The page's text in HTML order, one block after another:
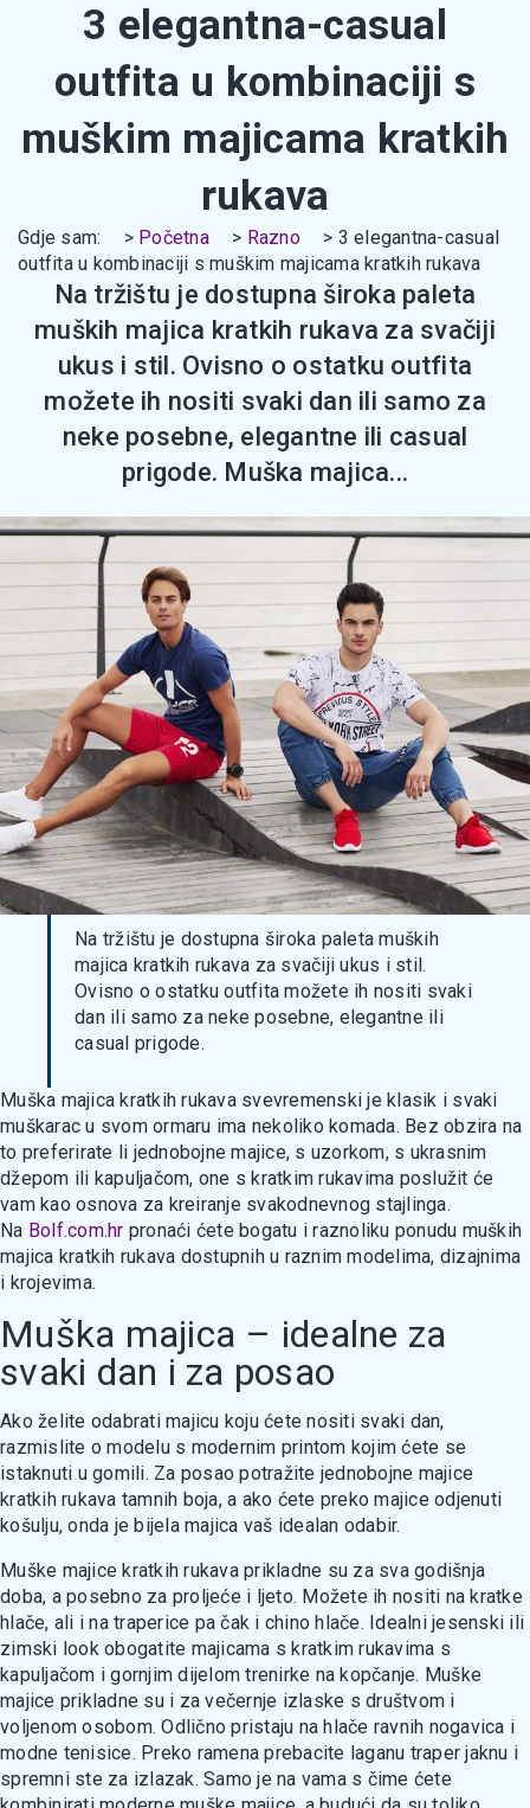
3 elegantna-casual
outfita u kombinaciji s
muškim majicama kratkih
rukava
Gdje sam: Početna Razno
3 elegantna-casual
outfita u kombinaciji s muškim majicama kratkih rukava
Na tržištu je dostupna široka paleta
muških majica kratkih rukava za svačiji
ukus i stil. Ovisno o ostatku outfita
možete ih nositi svaki dan ili samo za
neke posebne, elegantne ili casual
prigode. Muška majica...
Na tržištu je dostupna široka paleta muških
majica kratkih rukava za svačiji ukus i stil.
Ovisno o ostatku outfita možete ih nositi svaki
dan ili samo za neke posebne, elegantne ili
casual prigode.
Muška majica kratkih rukava svevremenski je klasik i svaki
muškarac u svom ormaru ima nekoliko komada. Bez obzira na
to preferirate li jednobojne majice, s uzorkom, s ukrasnim
džepom ili kapuljačom, one s kratkim rukavima poslužit će
vam kao osnova za kreiranje svakodnevnog stajlinga.
Na Bolf.com.hr pronaći ćete bogatu i raznoliku ponudu muških
majica kratkih rukava dostupnih u raznim modelima, dizajnima
i krojevima.
Muška majica – idealne za
svaki dan i za posao
Ako želite odabrati majicu koju ćete nositi svaki dan,
razmislite o modelu s modernim printom kojim ćete se
istaknuti u gomili. Za posao potražite jednobojne majice
kratkih rukava tamnih boja, a ako ćete preko majice odjenuti
košulju, onda je bijela majica vaš idealan odabir.
Muške majice kratkih rukava prikladne su za sva godišnja
doba, a posebno za proljeće i ljeto. Možete ih nositi na kratke
hlače, ali i na traperice pa čak i chino hlače. Idealni jesenski ili
zimski look obogatite majicama s kratkim rukavima s
kapuljačom i gornjim dijelom trenirke na kopčanje. Muške
majice prikladne su i za večernje izlaske s društvom i
voljenom osobom. Odlično pristaju na hlače ravnih nogavica i
modne tenisice. Preko ramena prebacite laganu traper jaknu i
spremni ste za izlazak. Samo je na vama s čime ćete